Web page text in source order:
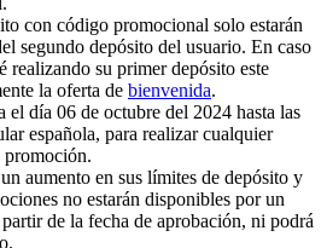
con código promocional solo estarán
segundo depósito del usuario. En caso
realizando su primer depósito este
la oferta de bienvenida.
el día 06 de octubre del 2024 hasta las
española, para realizar cualquier
promoción.
aumento en sus límites de depósito y
no estarán disponibles por un
de la fecha de aprobación, ni podrá